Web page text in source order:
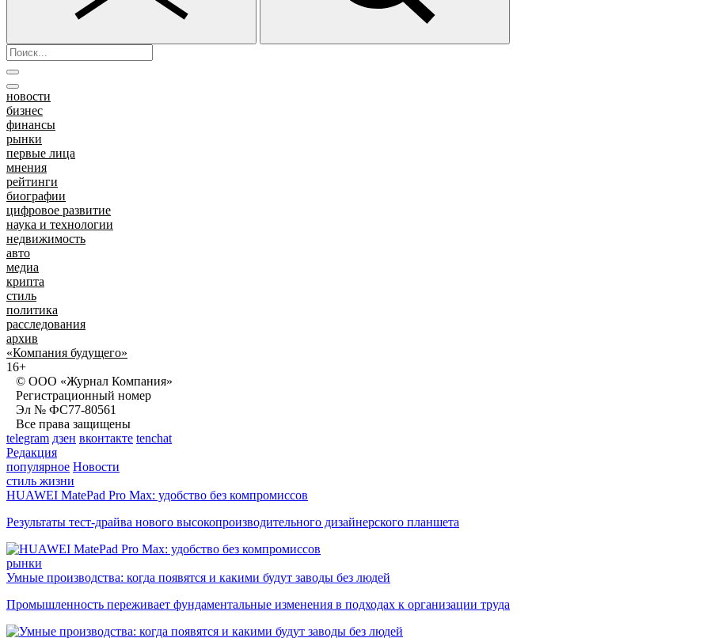
новости
бизнес
финансы
рынки
первые лица
мнения
рейтинги
биографии
цифровое развитие
наука и технологии
недвижимость
авто
медиа
крипта
стиль
политика
расследования
архив
«Компания будущего»
16+
© ООО «Журнал Компания»
Регистрационный номер
Эл № ФС77-80561
Все права защищены
telegram дзен вконтакте tenchat
Редакция
популярное Новости
стиль жизни
HUAWEI MatePad Pro Max: удобство без компромиссов
Результаты тест-драйва нового высокопроизводительного дизайнерского планшета
рынки
Умные производства: когда появятся и какими будут заводы без людей
Промышленность переживает фундаментальные изменения в подходах к организации труда